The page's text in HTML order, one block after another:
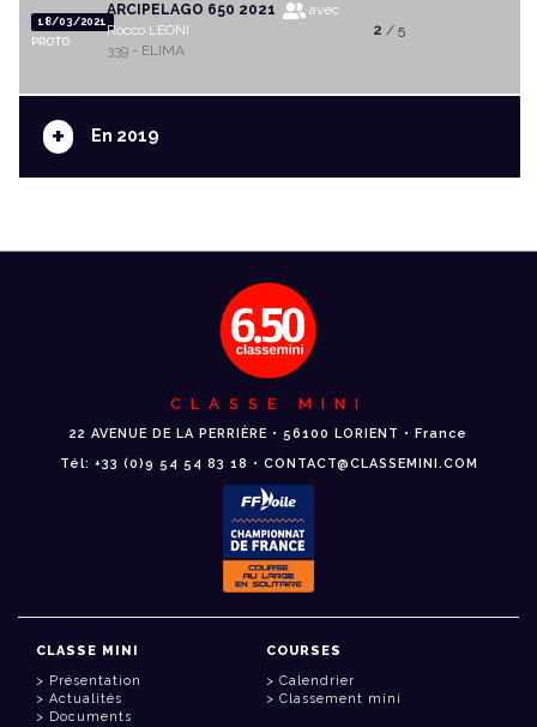
18/03/2021
PROTO
ARCIPELAGO 650 2021
avec
Rocco LEONI
339 - ELIMA
2 / 5
+ En 2019
CLASSE MINI
22 AVENUE DE LA PERRIÈRE • 56100 LORIENT • France
Tél: +33 (0)9 54 54 83 18 • CONTACT@CLASSEMINI.COM
CLASSE MINI
Présentation
Actualités
Documents
COURSES
Calendrier
Classement mini